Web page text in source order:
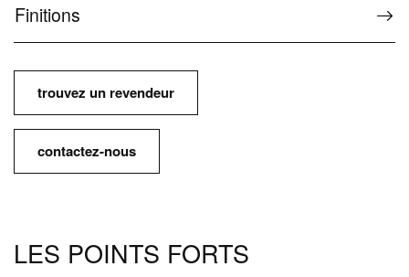
Finitions
trouvez un revendeur
contactez-nous
LES POINTS FORTS